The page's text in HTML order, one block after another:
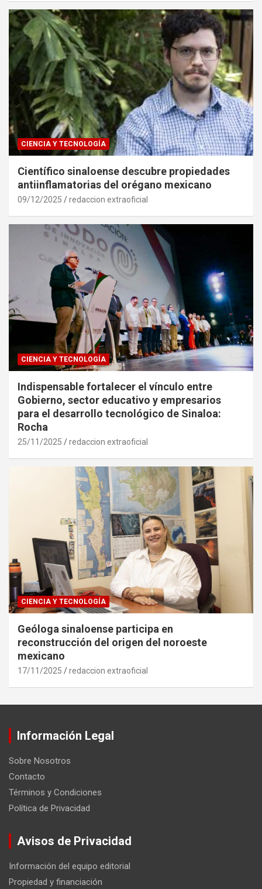
CIENCIA Y TECNOLOGÍA
Científico sinaloense descubre propiedades
antiinflamatorias del orégano mexicano
09/12/2025 redaccion extraoficial
CIENCIA Y TECNOLOGÍA
Indispensable fortalecer el vínculo entre
Gobierno, sector educativo y empresarios
para el desarrollo tecnológico de Sinaloa:
Rocha
25/11/2025 redaccion extraoficial
CIENCIA Y TECNOLOGÍA
Geóloga sinaloense participa en
reconstrucción del origen del noroeste
mexicano
17/11/2025 redaccion extraoficial
Información Legal
Sobre Nosotros
Contacto
Términos y Condiciones
Política de Privacidad
Avisos de Privacidad
Información del equipo editorial
Propiedad y financiación